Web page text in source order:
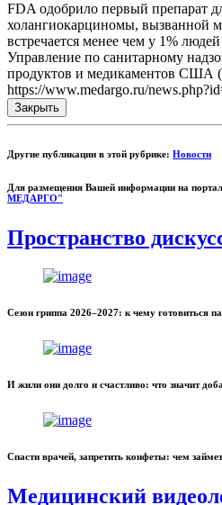
FDA одобрило первый препарат
холангиокарциномы, вызванной
встречается менее чем у 1%
Управление по санитарному
продуктов и медикаментов США
https://www.medargo.ru/
Закрыть
Другие публикации в этой рубрике: Новости
Для размещения Вашей информации на
МЕДАРГО"
Пространство
Сезон гриппа 2026–2027: к чему готовиться
И жили они долго и счастливо: что значит
Спасти врачей, запретить конфеты: чем
Медицинский